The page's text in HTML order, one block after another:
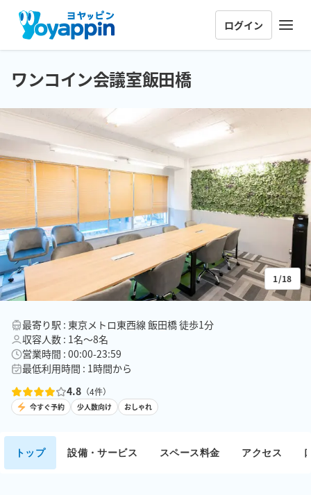
ログイン
1/18
最寄り駅 : 東京メトロ東西線 飯田橋 徒歩1分
収容人数 : 1名〜8名
営業時間 : 00:00-23:59
最低利用時間 : 1時間から
4.8 （4件）
今すぐ予約 少人数向け おしゃれ
ワンコイン会議室飯田橋
トップ 設備・サービス スペース料金 アクセス